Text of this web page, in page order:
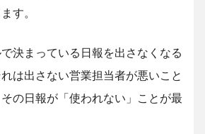
す。
決まっている日報を出さなくなる
は出さない営業担当者が悪いこと
の日報が「使われない」ことが最